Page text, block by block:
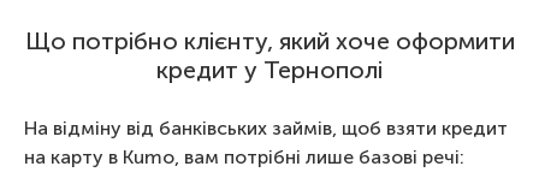
Що потрібно клієнту, який хоче оформити
кредит у Тернополі
На відміну від банківських займів, щоб взяти кредит
на карту в Kumo, вам потрібні лише базові речі: